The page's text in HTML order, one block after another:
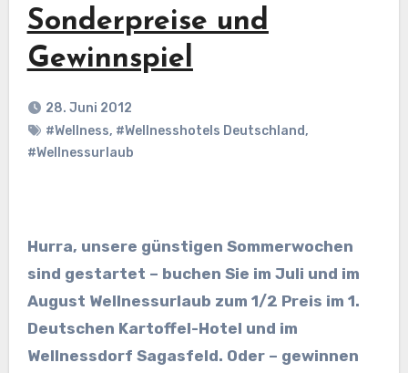
Sonderpreise und
Gewinnspiel
28. Juni 2012
#Wellness, #Wellnesshotels Deutschland,
#Wellnessurlaub
Hurra, unsere günstigen Sommerwochen
sind gestartet – buchen Sie im Juli und im
August Wellnessurlaub zum 1/2 Preis im 1.
Deutschen Kartoffel-Hotel und im
Wellnessdorf Sagasfeld. Oder – gewinnen